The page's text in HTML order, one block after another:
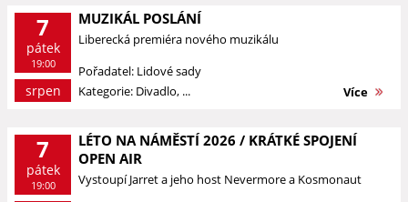
7
pátek
19:00
srpen
MUZIKÁL POSLÁNÍ
Liberecká premiéra nového muzikálu
Pořadatel: Lidové sady
Kategorie: Divadlo, ...
Více
7
pátek
19:00
LÉTO NA NÁMĚSTÍ 2026 / KRÁTKÉ SPOJENÍ
OPEN AIR
Vystoupí Jarret a jeho host Nevermore a Kosmonaut